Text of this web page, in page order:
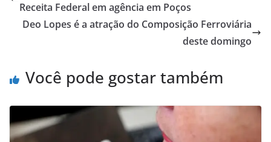
Receita Federal em agência em Poços
Deo Lopes é a atração do Composição Ferroviária
deste domingo
Você pode gostar também